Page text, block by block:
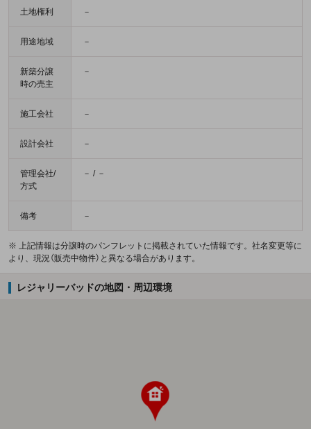
土地権利 －
用途地域 －
新築分譲
時の売主
－
施工会社 －
設計会社 －
管理会社/
方式
－ / －
備考 －
※ 上記情報は分譲時のパンフレットに掲載されていた情報です。社名変更等に
より、現況（販売中物件）と異なる場合があります。
レジャリーバッドの地図・周辺環境